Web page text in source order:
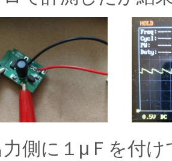
側に１μＦを付